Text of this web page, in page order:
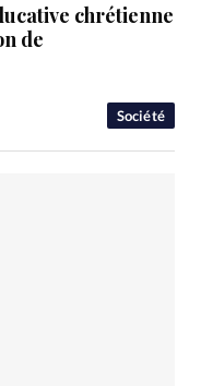
Société
chrétienne
de